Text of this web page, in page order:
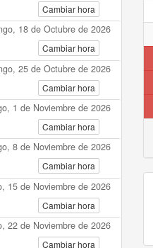
Cambiar hora
18 de Octubre de 2026
Cambiar hora
25 de Octubre de 2026
Cambiar hora
1 de Noviembre de 2026
Cambiar hora
8 de Noviembre de 2026
Cambiar hora
15 de Noviembre de 2026
Cambiar hora
22 de Noviembre de 2026
Cambiar hora